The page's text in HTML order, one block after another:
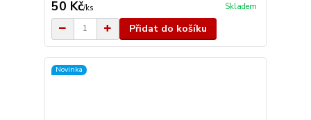
50 Kč/ks Skladem
Přidat do košíku
Novinka